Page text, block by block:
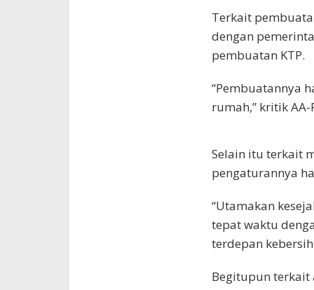
Terkait
dengan
pembuatan KTP.
“Pembuatannya
rumah,” kritik AA-
Selain itu terkait
pengaturannya
“Utamakan
tepat waktu
terdepan
Begitupun terkait